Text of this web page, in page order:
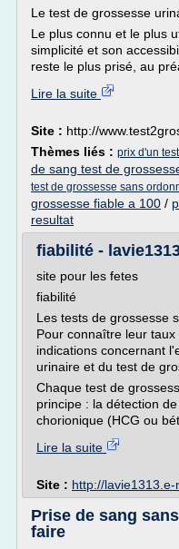
Le test de grossesse
Le plus connu et le plus
simplicité et son
reste le plus prisé, au
Lire la suite
Site : http://
Thèmes liés : prix d'un
de sang test de
test de grossesse sans
grossesse fiable a 100 /
resultat
fiabilité -
site pour les fetes
fiabilité
Les tests de grossesse
Pour connaître leur
indications concernant
urinaire et du test de
Chaque test de
principe : la détection
chorionique (HCG ou
Lire la suite
Site : http://lavie1313.e-
Prise de sang
faire